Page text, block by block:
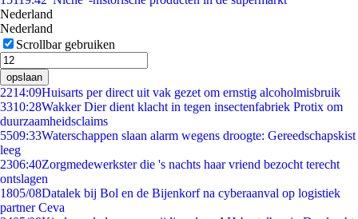
Nederland
Nederland
Scrollbar gebruiken
opslaan
2214:09Huisarts per direct uit vak gezet om ernstig alcoholmisbruik
3310:28Wakker Dier dient klacht in tegen insectenfabriek Protix om
duurzaamheidsclaims
5509:33Waterschappen slaan alarm wegens droogte: Gereedschapskist
leeg
2306:40Zorgmedewerkster die 's nachts haar vriend bezocht terecht
ontslagen
1805/08Datalek bij Bol en de Bijenkorf na cyberaanval op logistiek
partner Ceva